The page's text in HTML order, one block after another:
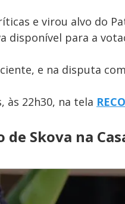
e virou alvo do
disponível para a
e na disputa com
às 22h30, na tela
Skova na